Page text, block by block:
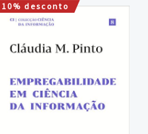
10% desconto
O
preço
era:
O
é: